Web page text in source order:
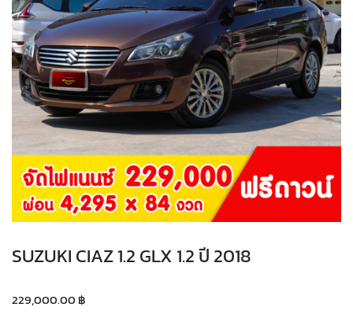
SUZUKI CIAZ 1.2 GLX 1.2 ปี 2018
229,000.00 ฿